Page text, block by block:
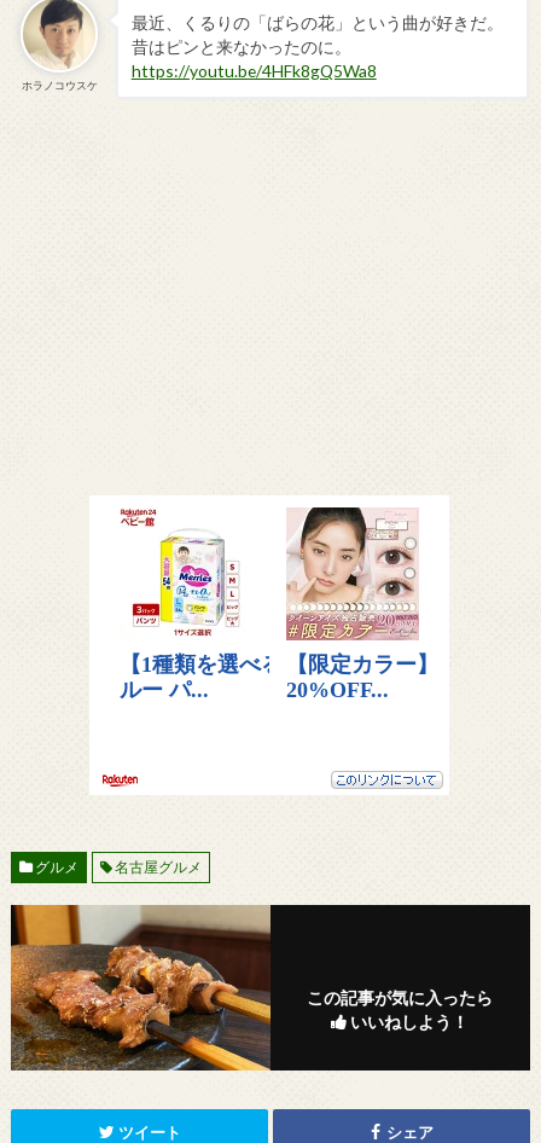
ホラノコウスケ
最近、くるりの「ばらの花」という曲が好きだ。
昔はピンと来なかったのに。
https://youtu.be/4HFk8gQ5Wa8
グルメ 名古屋グルメ
この記事が気に入ったら
いいねしよう！
ツイート シェア